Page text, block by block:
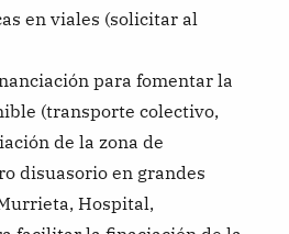
en viales (solicitar al
para fomentar la
(transporte colectivo,
de la zona de
disuasorio en grandes
Hospital,